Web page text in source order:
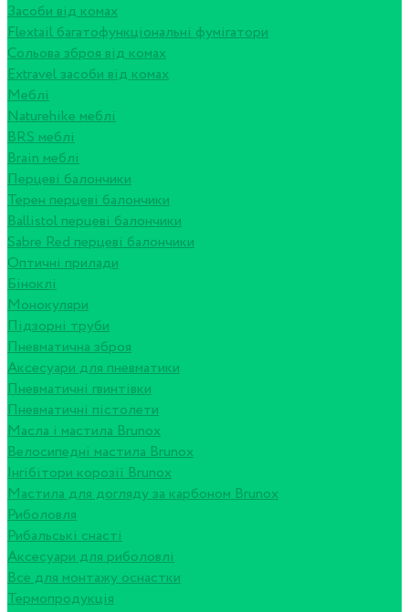
Засоби від комах
Flextail багатофункціональні фумігатори
Сольова зброя від комах
Extravel засоби від комах
Меблі
Naturehike меблі
BRS меблі
Brain меблі
Перцеві балончики
Терен перцеві балончики
Ballistol перцеві балончики
Sabre Red перцеві балончики
Оптичні прилади
Біноклі
Монокуляри
Підзорні труби
Пневматична зброя
Аксесуари для пневматики
Пневматичні гвинтівки
Пневматичні пістолети
Масла і мастила Brunox
Велосипедні мастила Brunox
Інгібітори корозії Brunox
Мастила для догляду за карбоном Brunox
Риболовля
Рибальські снасті
Аксесуари для риболовлі
Все для монтажу оснастки
Термопродукція